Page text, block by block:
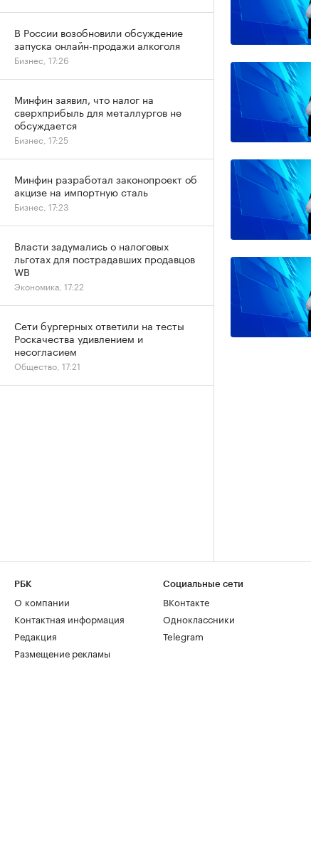
В России возобновили обсуждение
запуска онлайн-продажи алкоголя
Бизнес, 17:26
Минфин заявил, что налог на
сверхприбыль для металлургов не
обсуждается
Бизнес, 17:25
Минфин разработал законопроект об
акцизе на импортную сталь
Бизнес, 17:23
Власти задумались о налоговых
льготах для пострадавших продавцов
WB
Экономика, 17:22
Сети бургерных ответили на тесты
Роскачества удивлением и
несогласием
Общество, 17:21
РБК
О компании
Контактная информация
Редакция
Размещение рекламы
Социальные сети
ВКонтакте
Одноклассники
Telegram